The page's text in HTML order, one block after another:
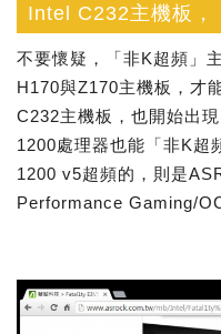
Intel C232主機板，
不要懷疑，「非K超頻」
H170與Z170主機板，才
C232主機板，也開始出
1200處理器也能「非K超
1200 v5超頻的，則是
Performance Gaming/OC